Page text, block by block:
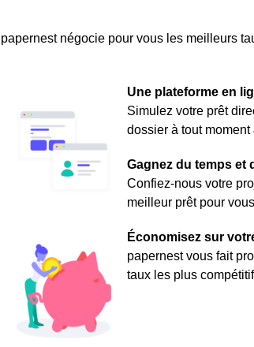
papernest négocie pour vous les meilleurs
Une plateforme en
Simulez votre prêt
dossier à tout
Gagnez du temps et
Confiez-nous votre
meilleur prêt pour
Économisez sur
papernest vous fait
taux les plus